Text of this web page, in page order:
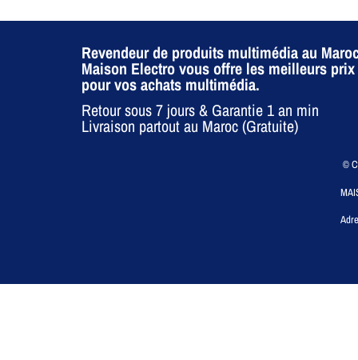
Revendeur de produits multimédia au
Maison Electro vous offre les meilleurs prix
pour vos achats multimédia.
Retour sous 7 jours & Garantie 1 an min
Livraison partout au Maroc (Gratuite)
©